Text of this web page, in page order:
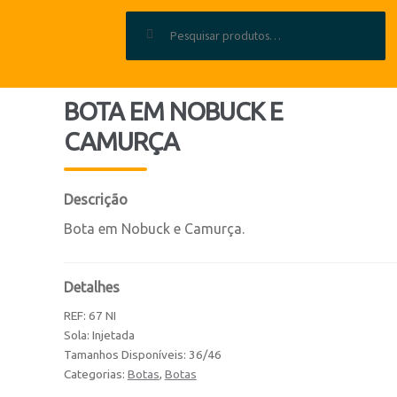
BOTA EM NOBUCK E
CAMURÇA
Descrição
Bota em Nobuck e Camurça.
Detalhes
REF: 67 NI
Sola: Injetada
Tamanhos Disponíveis: 36/46
Categorias: Botas, Botas